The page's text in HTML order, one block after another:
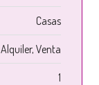
Casas
Alquiler, Venta
1